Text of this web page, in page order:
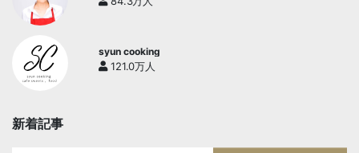
syun cooking
121.0万人
新着記事